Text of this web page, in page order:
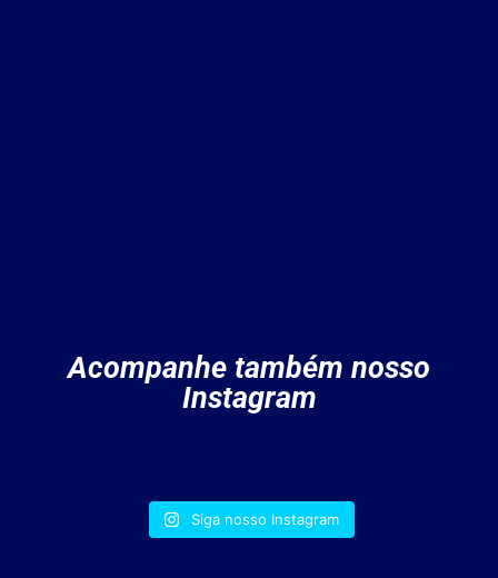
Acompanhe também nosso
Instagram
Siga nosso Instagram